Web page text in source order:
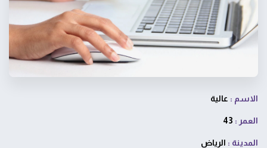
الاسم : عالية
العمر :
المدينة : الرياض